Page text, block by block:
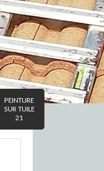
PEINTURE
SUR TUILE
21